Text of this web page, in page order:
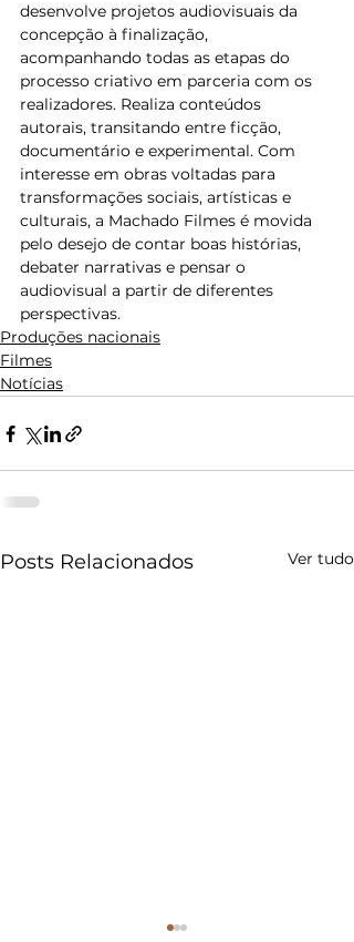
desenvolve projetos audiovisuais da
concepção à finalização,
acompanhando todas as etapas do
processo criativo em parceria com os
realizadores. Realiza conteúdos
autorais, transitando entre ficção,
documentário e experimental. Com
interesse em obras voltadas para
transformações sociais, artísticas e
culturais, a Machado Filmes é movida
pelo desejo de contar boas histórias,
debater narrativas e pensar o
audiovisual a partir de diferentes
perspectivas.
Produções nacionais
Filmes
Notícias
Posts Relacionados Ver tudo